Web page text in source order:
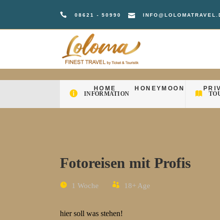
08621 - 50990
HOME HONEYMOON
HOME HONEYMOON
INFORMATION
Fotoreisen mit Profis
1 Woche 18+Age
hier soll was stehen!